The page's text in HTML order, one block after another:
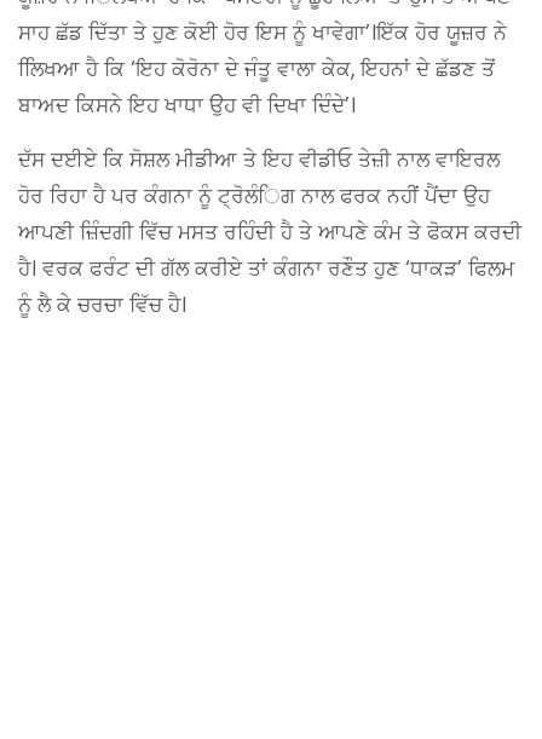
ਸਾਹ ਛੱਡ ਦਿੱਤਾ ਤੇ ਹੁਣ ਕੋਈ ਹੋਰ ਇਸ ਨੂੰ ਖਾਵੇਗਾ’।ਇੱਕ ਹੋਰ ਯੂਜ਼ਰ ਨੇ
ਲਿਿਖਆ ਹੈ ਕਿ ‘ਇਹ ਕੋਰੋਨਾ ਦੇ ਜੰਤੂ ਵਾਲਾ ਕੇਕ, ਇਹਨਾਂ ਦੇ ਛੱਡਣ ਤੋਂ
ਬਾਅਦ ਕਿਸਨੇ ਇਹ ਖਾਧਾ ਉਹ ਵੀ ਦਿਖਾ ਦਿੰਦੇ’।
ਦੱਸ ਦਈਏ ਕਿ ਸੋਸ਼ਲ ਮੀਡੀਆ ਤੇ ਇਹ ਵੀਡੀਓ ਤੇਜ਼ੀ ਨਾਲ ਵਾਇਰਲ
ਹੋਰ ਰਿਹਾ ਹੈ ਪਰ ਕੰਗਨਾ ਨੂੰ ਟ੍ਰੋਲੰਿਗ ਨਾਲ ਫਰਕ ਨਹੀਂ ਪੈਂਦਾ ਉਹ
ਆਪਣੀ ਜ਼ਿੰਦਗੀ ਵਿੱਚ ਮਸਤ ਰਹਿੰਦੀ ਹੈ ਤੇ ਆਪਣੇ ਕੰਮ ਤੇ ਫੋਕਸ ਕਰਦੀ
ਹੈ। ਵਰਕ ਫਰੰਟ ਦੀ ਗੱਲ ਕਰੀਏ ਤਾਂ ਕੰਗਨਾ ਰਣੌਤ ਹੁਣ ‘ਧਾਕੜ’ ਫਿਲਮ
ਨੂੰ ਲੈ ਕੇ ਚਰਚਾ ਵਿੱਚ ਹੈ।